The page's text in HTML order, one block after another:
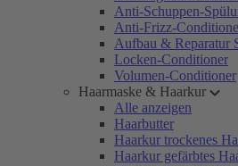
Anti-Schuppen-
Anti-Frizz-
Aufbau & Reparatur
Locken-Conditioner
Volumen-Conditioner
Haarmaske & Haarkur
Alle anzeigen
Haarbutter
Haarkur trockenes
Haarkur gefärbtes